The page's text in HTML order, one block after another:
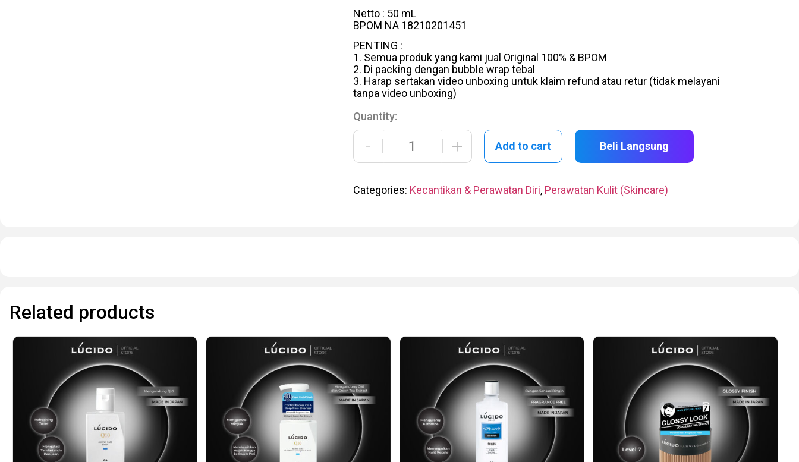
Netto : 50 mL
BPOM NA 18210201451
PENTING :
1. Semua produk yang kami jual Original 100% & BPOM
2. Di packing dengan bubble wrap tebal
3. Harap sertakan video unboxing untuk klaim refund atau retur (tidak melayani
tanpa video unboxing)
Quantity:
- + Add to cart Beli Langsung
Categories: Kecantikan & Perawatan Diri, Perawatan Kulit (Skincare)
Related products